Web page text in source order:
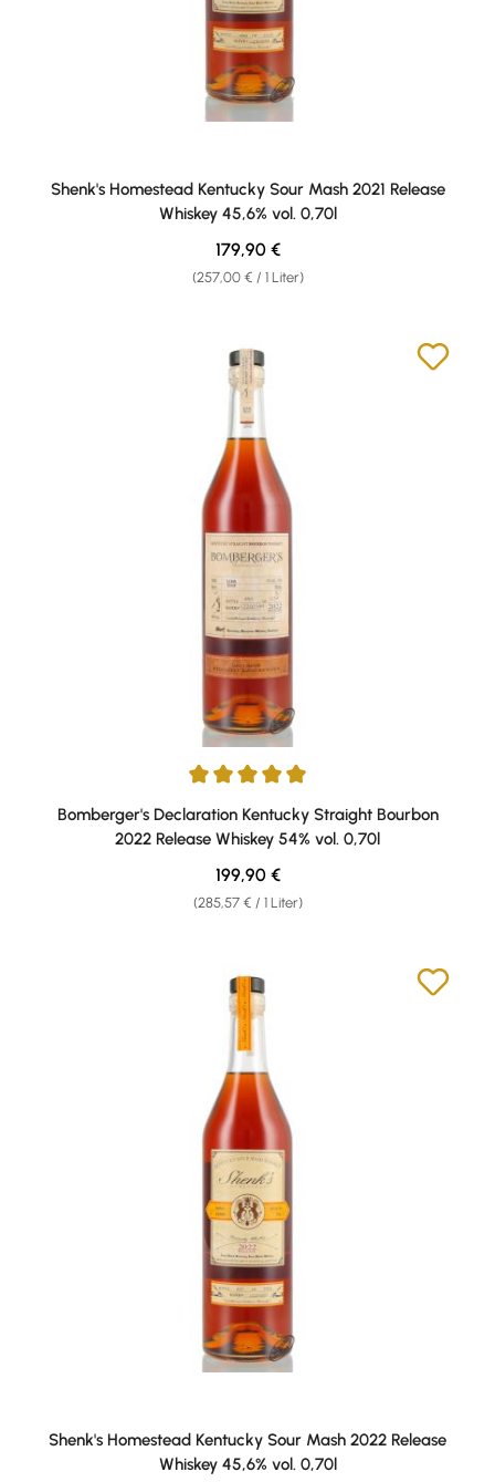
Shenk's Homestead Kentucky Sour Mash 2021 Release
Whiskey 45,6% vol. 0,70l
(257,00 € / 1 Liter)
Regulärer Preis:
179,90 €
Durchschnittliche Bewertung von 5 von 5 Sternen
Bomberger's Declaration Kentucky Straight Bourbon
2022 Release Whiskey 54% vol. 0,70l
(285,57 € / 1 Liter)
Regulärer Preis:
199,90 €
Shenk's Homestead Kentucky Sour Mash 2022 Release
Whiskey 45,6% vol. 0,70l